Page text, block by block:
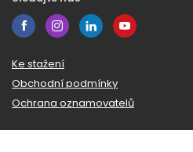
Ke stažení
Obchodní podmínky
Ochrana oznamovatelů